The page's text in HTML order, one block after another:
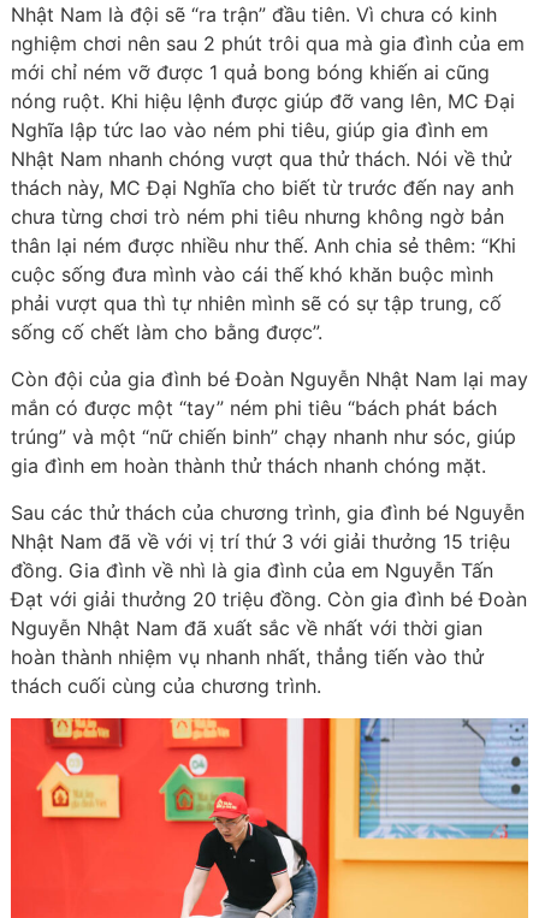
Nhật Nam là đội sẽ “ra trận” đầu tiên. Vì chưa có kinh
nghiệm chơi nên sau 2 phút trôi qua mà gia đình của em
mới chỉ ném vỡ được 1 quả bong bóng khiến ai cũng
nóng ruột. Khi hiệu lệnh được giúp đỡ vang lên, MC Đại
Nghĩa lập tức lao vào ném phi tiêu, giúp gia đình em
Nhật Nam nhanh chóng vượt qua thử thách. Nói về thử
thách này, MC Đại Nghĩa cho biết từ trước đến nay anh
chưa từng chơi trò ném phi tiêu nhưng không ngờ bản
thân lại ném được nhiều như thế. Anh chia sẻ thêm: “Khi
cuộc sống đưa mình vào cái thế khó khăn buộc mình
phải vượt qua thì tự nhiên mình sẽ có sự tập trung, cố
sống cố chết làm cho bằng được”.
Còn đội của gia đình bé Đoàn Nguyễn Nhật Nam lại may
mắn có được một “tay” ném phi tiêu “bách phát bách
trúng” và một “nữ chiến binh” chạy nhanh như sóc, giúp
gia đình em hoàn thành thử thách nhanh chóng mặt.
Sau các thử thách của chương trình, gia đình bé Nguyễn
Nhật Nam đã về với vị trí thứ 3 với giải thưởng 15 triệu
đồng. Gia đình về nhì là gia đình của em Nguyễn Tấn
Đạt với giải thưởng 20 triệu đồng. Còn gia đình bé Đoàn
Nguyễn Nhật Nam đã xuất sắc về nhất với thời gian
hoàn thành nhiệm vụ nhanh nhất, thẳng tiến vào thử
thách cuối cùng của chương trình.